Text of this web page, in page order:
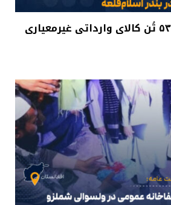
جلوگیری از ورود ۵۳۵ تُن کالای وارداتی غیرمعیاری